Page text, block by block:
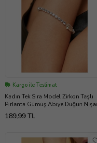
Kargo ile Teslimat
Kadın Tek Sıra Model Zirkon Taşlı
Pırlanta Gümüş Abiye Düğün
Söz Kına Gelin Parti Bileklik
189,99 TL